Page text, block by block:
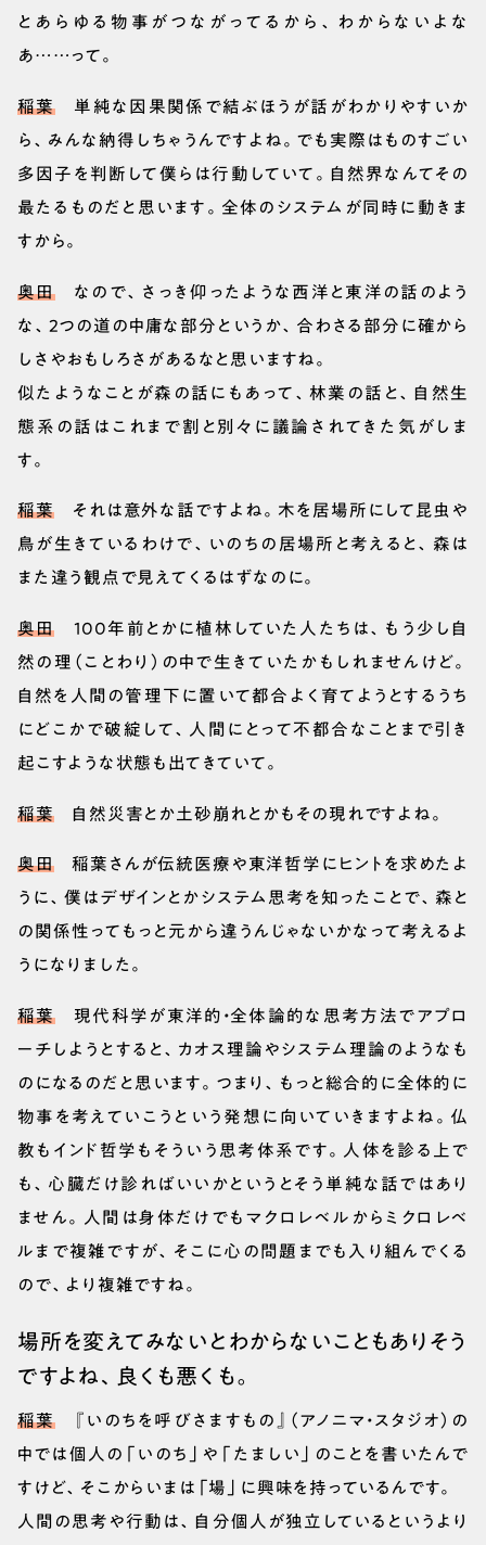
とあらゆる物事がつながってるから、わからないよな
あ……って。
稲葉単純な因果関係で結ぶほうが話がわかりやすいか
ら、みんな納得しちゃうんですよね。でも実際はものすごい
多因子を判断して僕らは行動していて。自然界なんてその
最たるものだと思います。全体のシステムが同時に動きま
すから。
奥田なので、さっき仰ったような西洋と東洋の話のよう
な、2つの道の中庸な部分というか、合わさる部分に確から
しさやおもしろさがあるなと思いますね。
似たようなことが森の話にもあって、林業の話と、自然生
態系の話はこれまで割と別々に議論されてきた気がしま
す。
稲葉それは意外な話ですよね。木を居場所にして昆虫や
鳥が生きているわけで、いのちの居場所と考えると、森は
また違う観点で見えてくるはずなのに。
奥田 100年前とかに植林していた人たちは、もう少し自
然の理（ことわり）の中で生きていたかもしれませんけど。
自然を人間の管理下に置いて都合よく育てようとするうち
にどこかで破綻して、人間にとって不都合なことまで引き
起こすような状態も出てきていて。
稲葉自然災害とか土砂崩れとかもその現れですよね。
奥田稲葉さんが伝統医療や東洋哲学にヒントを求めたよ
うに、僕はデザインとかシステム思考を知ったことで、森と
の関係性ってもっと元から違うんじゃないかなって考えるよ
うになりました。
稲葉現代科学が東洋的・全体論的な思考方法でアプロ
ーチしようとすると、カオス理論やシステム理論のようなも
のになるのだと思います。つまり、もっと総合的に全体的に
物事を考えていこうという発想に向いていきますよね。仏
教もインド哲学もそういう思考体系です。人体を診る上で
も、心臓だけ診ればいいかというとそう単純な話ではあり
ません。人間は身体だけでもマクロレベルからミクロレベ
ルまで複雑ですが、そこに心の問題までも入り組んでくる
ので、より複雑ですね。
場所を変えてみないとわからないこともありそう
ですよね、良くも悪くも。
稲葉『いのちを呼びさますもの』（アノニマ・スタジオ）の
中では個人の「いのち」や「たましい」のことを書いたんで
すけど、そこからいまは「場」に興味を持っているんです。
人間の思考や行動は、自分個人が独立しているというより